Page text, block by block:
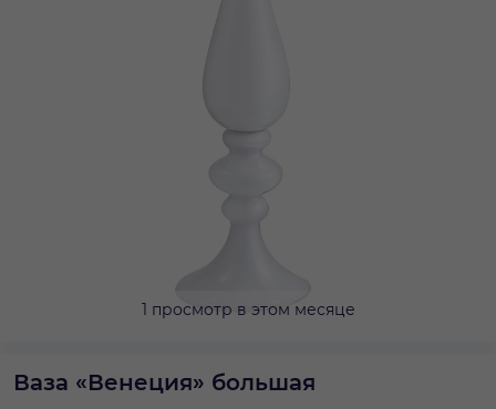
1 просмотр в этом месяце
Ваза «Венеция» большая